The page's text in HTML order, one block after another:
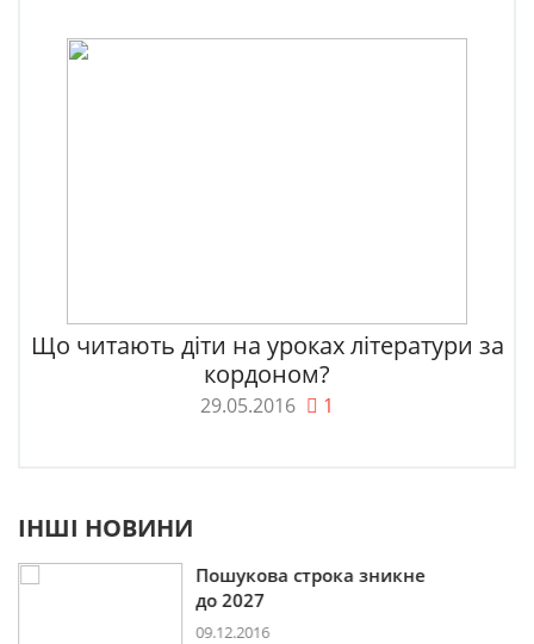
Що читають діти на уроках літератури за
кордоном?
29.05.2016 1
ІНШІ НОВИНИ
Пошукова строка зникне
до 2027
09.12.2016